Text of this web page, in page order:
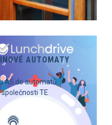
AUTOMATY
A5 do automatů
TE